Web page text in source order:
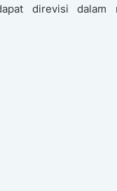
direvisi dalam